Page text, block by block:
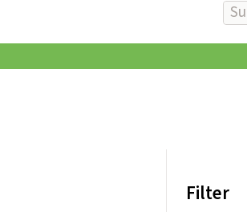
Filter